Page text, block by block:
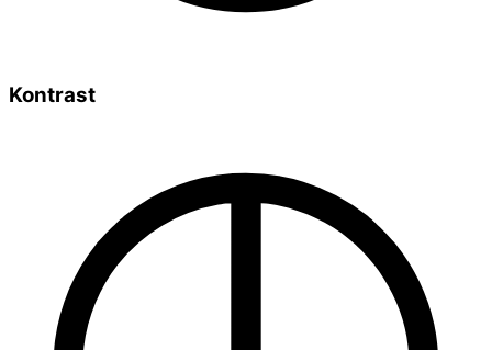
Kontrast